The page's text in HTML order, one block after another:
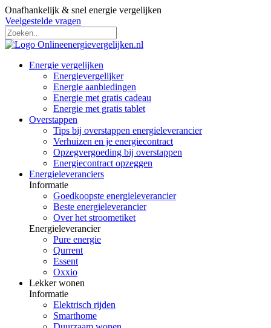
Onafhankelijk & snel energie vergelijken
Veelgestelde vragen
Energie vergelijken
Energievergelijker
Energie aanbiedingen
Energie met gratis cadeau
Energie met gratis tablet
Overstappen
Tips bij overstappen energieleverancier
Verhuizen en je energiecontract
Opzegvergoeding bij overstappen
Energiecontract opzeggen
Energieleveranciers
Informatie
Goedkoopste energieleverancier
Beste energieleverancier
Over het stroometiket
Energieleverancier
Pure energie
Qurrent
Essent
Oxxio
Lekker wonen
Informatie
Elektrisch rijden
Smarthome